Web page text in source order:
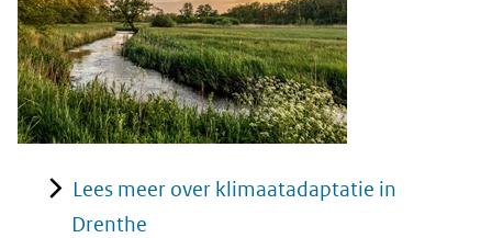
Lees meer over klimaatadaptatie in
Drenthe